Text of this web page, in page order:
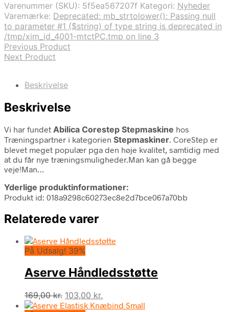
Varenummer (SKU): 5f5ea567207f Kategori: Nyheder
Varemærke: Deprecated: mb_strtolower(): Passing null
to parameter #1 ($string) of type string is deprecated in
/tmp/xim_id_4001-mtctPC.tmp on line 3
Previous Product
Next Product
Beskrivelse
Beskrivelse
Vi har fundet Abilica Corestep Stepmaskine hos
Træningspartner i kategorien Stepmaskiner. CoreStep er
blevet meget populær pga den høje kvalitet, samtidig med
at du får nye træningsmuligheder.Man kan gå begge
veje!Man…
Yderlige produktinformationer:
Produkt id: 018a9298c60273ec8e2d7bce067a70bb
Relaterede varer
På Udsalg! 39%
Aserve Håndledsstøtte
169,00kr. Den
oprindelige
103,00 kr.
aktuelle